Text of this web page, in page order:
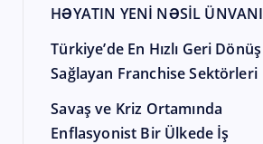
HƏYATIN YENİ NƏSİL ÜNVANI
Türkiye’de En Hızlı Geri Dönüş
Sağlayan Franchise Sektörleri
Savaş ve Kriz Ortamında
Enflasyonist Bir Ülkede İş